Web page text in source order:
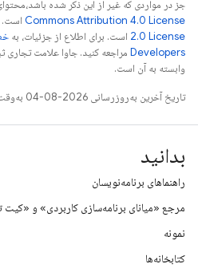
جز در مواردی که غیر از این ذکر شده
Commons Attribution 4.0 License است.
2.0 License است. برای اطلاع از جزئیات، به
Developers‏
وابسته به آن است.
تاریخ آخرین به‌روزرسانی 2026-08-04 به‌وقت ساعت هماهنگ جهانی.
بدانید
راهنماهای برنامه‌نویسان
مرجع «میانای برنامه‌سازی کاربردی» و «کیت
نمونه
کتابخانه‌ها